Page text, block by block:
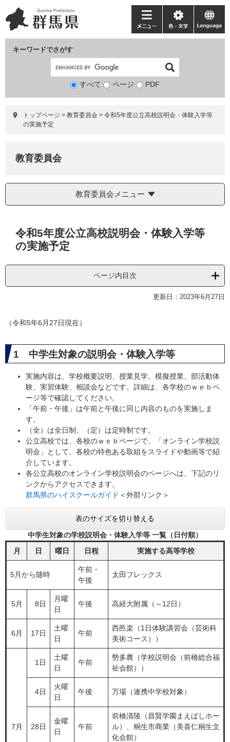
ー
ジ
ニ
ュ
て
キーワードでさがす
検
象
すべて ページ PDF
メ
ニ
ー
色・
文
language
トップページ > 教育委員会 > 令和5年度公立高校説明会・体験入学等
の実施予定
教育委員会
教育委員会メニュー
令和5年度公立高校説明会・体験入学等
の実施予定
ページ内目次
更新日：2023年6月27日
（令和5年6月27日現在）
1 中学生対象の説明会・体験入学等
実施内容は、学校概要説明、授業見学、模擬授業、部活動体
験、実習体験、相談会などです。詳細は、各学校のｗｅｂペ
ージ等で確認してください。
「午前・午後」は午前と午後に同じ内容のものを実施しま
す。
（全）は全日制、（定）は定時制です。
公立高校では、各校のｗｅｂページで、「オンライン学校説
明会」として、各校の特色ある取組をスライドや動画等で紹
介しています。
各公立高校のオンライン学校説明会のページへは、下記のリ
ンクからアクセスできます。
群馬県のハイスクールガイド ＜外部リンク＞
表のサイズを切り替える
中学生対象の学校説明会・体験入学等 一覧（日付順）
月
日 曜日 日程 実施する高等学校
5月から随時
午前・
午後
太田フレックス
5月 8日
月曜
日
午後 高経大附属（～12日）
6月 17日
土曜
日
午前
西邑楽（1日体験講習会（芸術科
美術コース））
7月
1日
土曜
日
午前
勢多農（学校説明会（前橋総合福
祉会館））
4日
火曜
日
午後 万場（連携中学校対象）
28日
金曜
日
午前
前橋清陵（昌賢学園まえばしホー
ル）、桐生市商業（美喜仁桐生文
化会館）